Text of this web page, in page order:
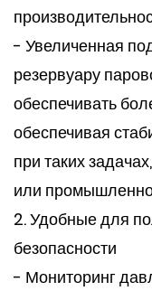
- Увеличенная
резервуару
обеспечивать
обеспечивая
при таких
или
2. Удобные для
безопасности
- Мониторинг